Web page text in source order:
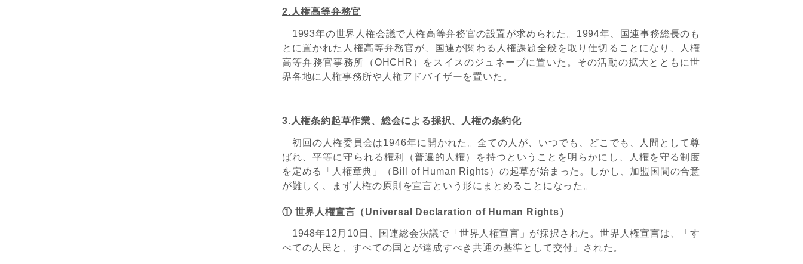
2.人権高等弁務官
1993年の世界人権会議で人権高等弁務官の設置が求められた。1994年、国連事務総長のも
とに置かれた人権高等弁務官が、国連が関わる人権課題全般を取り仕切ることになり、人権
高等弁務官事務所（OHCHR）をスイスのジュネーブに置いた。その活動の拡大とともに世
界各地に人権事務所や人権アドバイザーを置いた。
3. 人権条約起草作業、総会による採択、人権の条約化
初回の人権委員会は1946年に開かれた。全ての人が、いつでも、どこでも、人間として尊
ばれ、平等に守られる権利（普遍的人権）を持つということを明らかにし、人権を守る制度
を定める「人権章典」（Bill of Human Rights）の起草が始まった。しかし、加盟国間の合意
が難しく、まず人権の原則を宣言という形にまとめることになった。
① 世界人権宣言（Universal Declaration of Human Rights）
1948年12月10日、国連総会決議で「世界人権宣言」が採択された。世界人権宣言は、「す
べての人民と、すべての国とが達成すべき共通の基準として交付」された。